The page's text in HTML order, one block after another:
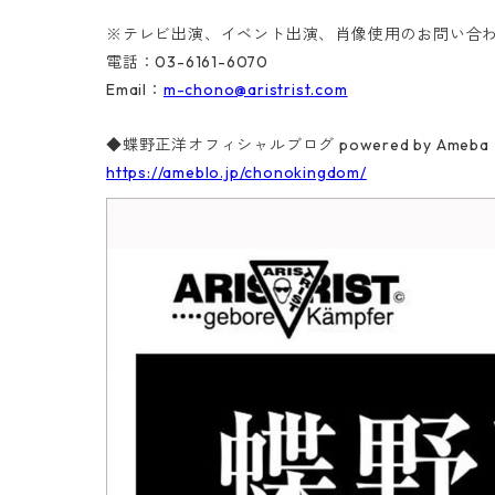
※テレビ出演、イベント出演、肖像使用のお問い合
電話：03-6161-6070
Email： m-chono@aristrist.com
◆蝶野正洋オフィシャルブログ powered by Ameba
https://ameblo.jp/chonokingdom/